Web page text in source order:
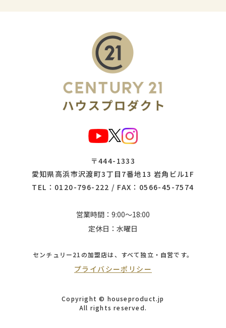
〒444-1333
愛知県高浜市沢渡町3丁目7番地13 岩角ビル1F
TEL： 0120-796-222 / FAX：0566-45-7574
営業時間：9:00～18:00
定休日：水曜日
センチュリー21の加盟店は、 すべて独立・自営です。
プライバシーポリシー
Copyright © houseproduct.jp
All rights reserved.